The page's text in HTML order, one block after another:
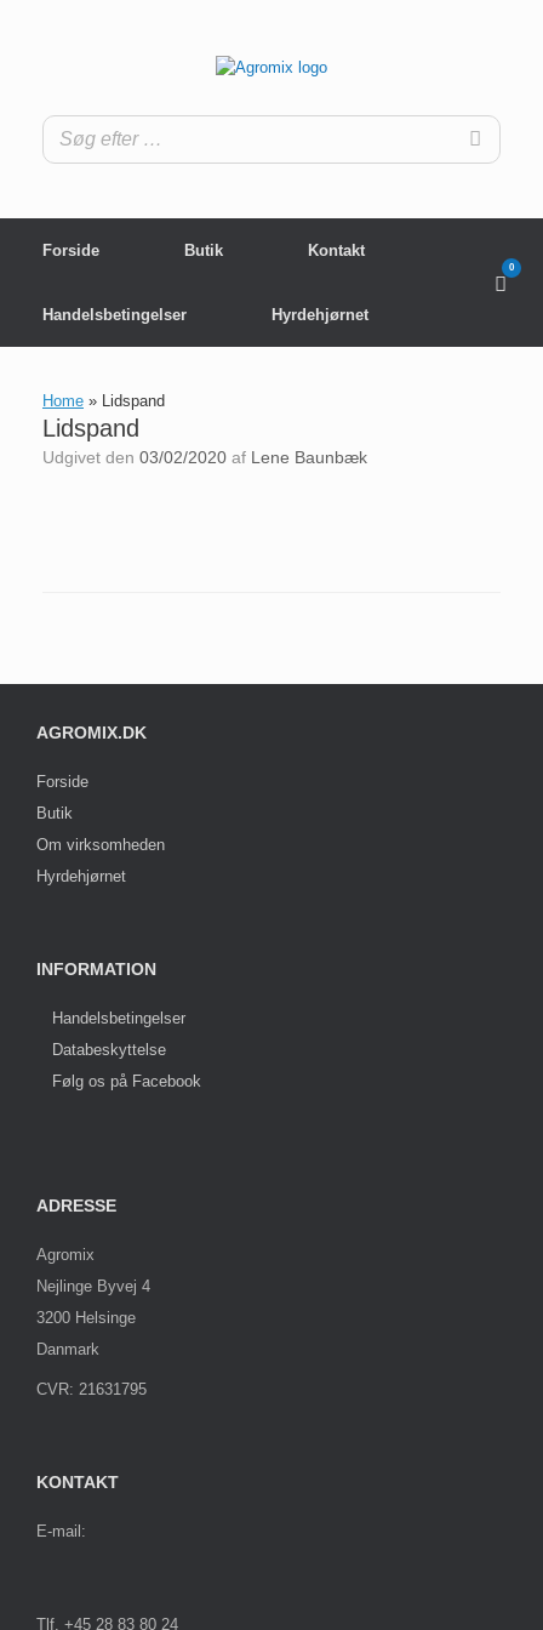
Forside Butik Kontakt
Handelsbetingelser Hyrdehjørnet
View
0
Home » Lidspand
Lidspand
Udgivet den 03/02/2020 af Lene Baunbæk
AGROMIX.DK
Forside
Butik
Om virksomheden
Hyrdehjørnet
INFORMATION
Handelsbetingelser
Databeskyttelse
Følg os på Facebook
ADRESSE
Agromix
Nejlinge Byvej 4
3200 Helsinge
Danmark
CVR: 21631795
KONTAKT
E-mail:
Tlf. +45 28 83 80 24